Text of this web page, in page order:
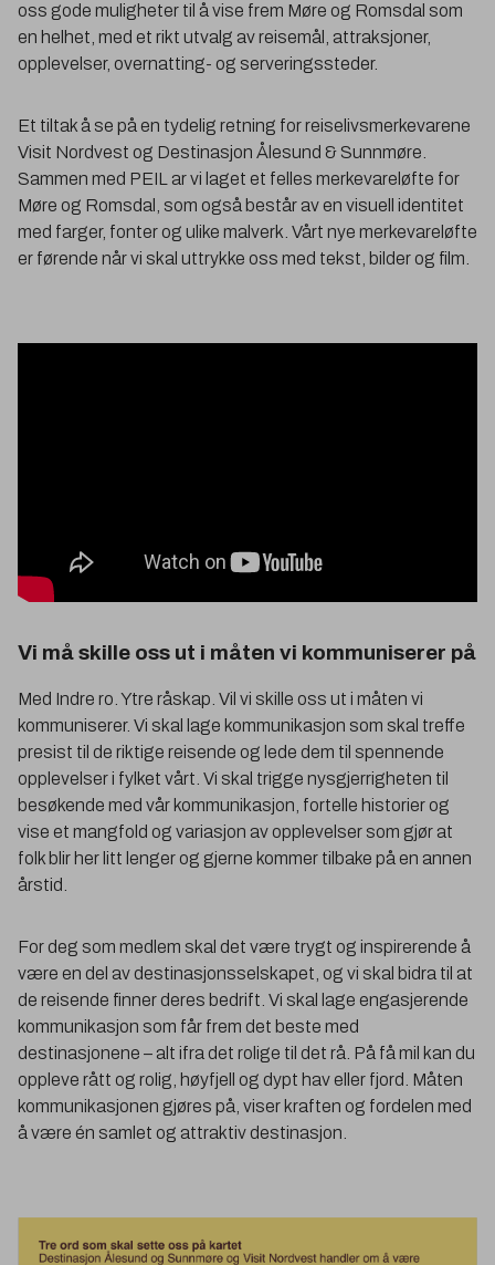
oss gode muligheter til å vise frem Møre og Romsdal som
en helhet, med et rikt utvalg av reisemål, attraksjoner,
opplevelser, overnatting- og serveringssteder.
Et tiltak å se på en tydelig retning for reiselivsmerkevarene
Visit Nordvest og Destinasjon Ålesund & Sunnmøre.
Sammen med PEIL ar vi laget et felles merkevareløfte for
Møre og Romsdal, som også består av en visuell identitet
med farger, fonter og ulike malverk. Vårt nye merkevareløfte
er førende når vi skal uttrykke oss med tekst, bilder og film.
Vi må skille oss ut i måten vi kommuniserer på
Med Indre ro. Ytre råskap. Vil vi skille oss ut i måten vi
kommuniserer. Vi skal lage kommunikasjon som skal treffe
presist til de riktige reisende og lede dem til spennende
opplevelser i fylket vårt. Vi skal trigge nysgjerrigheten til
besøkende med vår kommunikasjon, fortelle historier og
vise et mangfold og variasjon av opplevelser som gjør at
folk blir her litt lenger og gjerne kommer tilbake på en annen
årstid.
For deg som medlem skal det være trygt og inspirerende å
være en del av destinasjonsselskapet, og vi skal bidra til at
de reisende finner deres bedrift. Vi skal lage engasjerende
kommunikasjon som får frem det beste med
destinasjonene – alt ifra det rolige til det rå. På få mil kan du
oppleve rått og rolig, høyfjell og dypt hav eller fjord. Måten
kommunikasjonen gjøres på, viser kraften og fordelen med
å være én samlet og attraktiv destinasjon.